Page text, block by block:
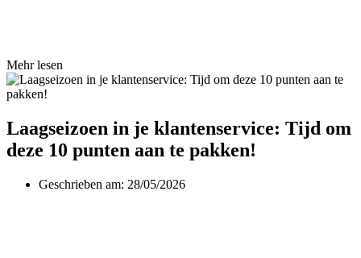
Mehr lesen
Laagseizoen in je klantenservice: Tijd om
deze 10 punten aan te pakken!
Geschrieben am: 28/05/2026